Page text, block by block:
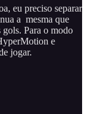
eu preciso separar
a mesma que
Para o modo
e
jogar.